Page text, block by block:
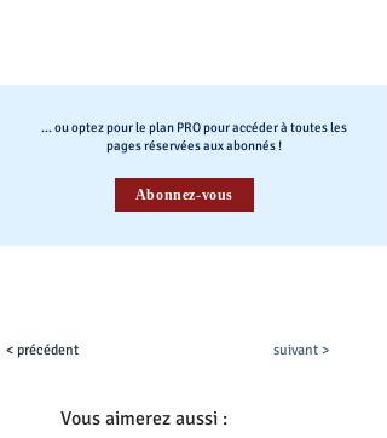
... ou optez pour le plan PRO pour accéder à toutes les
pages réservées aux abonnés !
Abonnez-vous
< précédent suivant >
Vous aimerez aussi :